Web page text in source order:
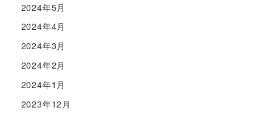
2024年5月
2024年4月
2024年3月
2024年2月
2024年1月
2023年12月